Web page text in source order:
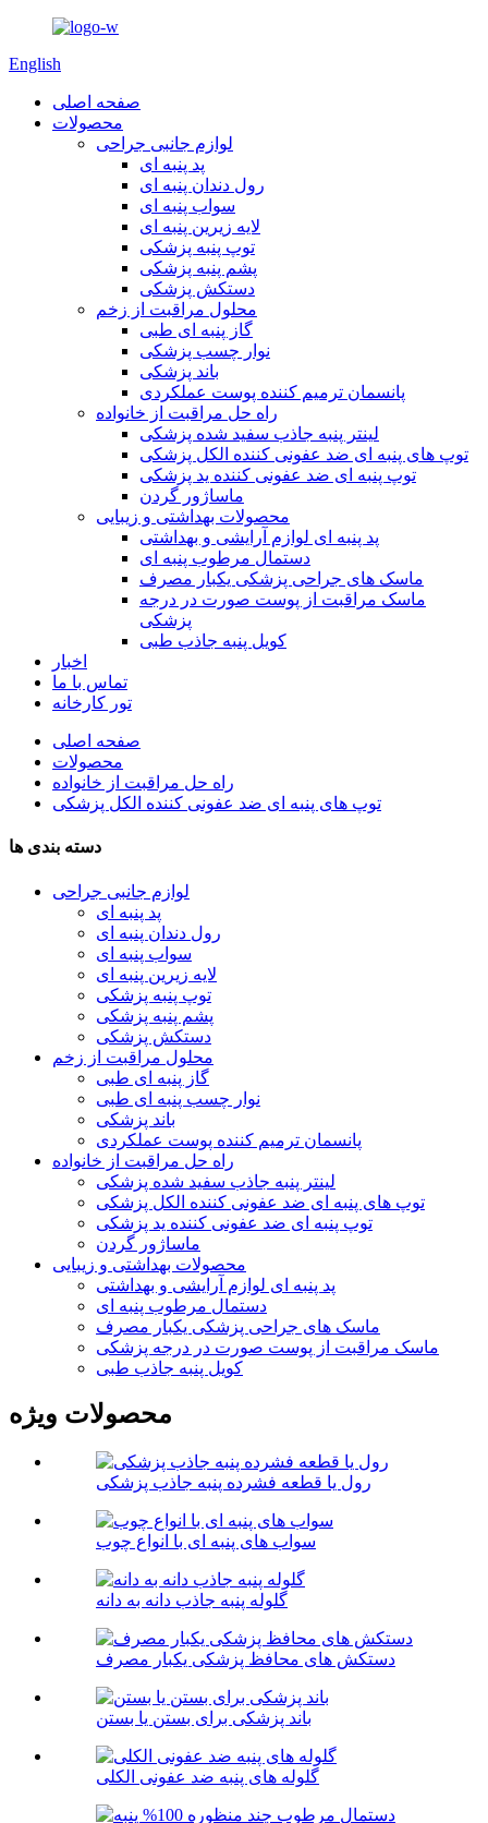
English
صفحه اصلی
محصولات
لوازم جانبی جراحی
پد پنبه ای
رول دندان پنبه ای
سواب پنبه ای
لایه زیرین پنبه ای
توپ پنبه پزشکی
پشم پنبه پزشکی
دستکش پزشکی
محلول مراقبت از زخم
گاز پنبه ای طبی
نوار چسب پزشکی
باند پزشکی
پانسمان ترمیم کننده پوست عملکردی
راه حل مراقبت از خانواده
لینتر پنبه جاذب سفید شده پزشکی
توپ های پنبه ای ضد عفونی کننده الکل پزشکی
توپ پنبه ای ضد عفونی کننده ید پزشکی
ماساژور گردن
محصولات بهداشتی و زیبایی
پد پنبه ای لوازم آرایشی و بهداشتی
دستمال مرطوب پنبه ای
ماسک های جراحی پزشکی یکبار مصرف
ماسک مراقبت از پوست صورت در درجه
پزشکی
کویل پنبه جاذب طبی
اخبار
تماس با ما
تور کارخانه
صفحه اصلی
محصولات
راه حل مراقبت از خانواده
توپ های پنبه ای ضد عفونی کننده الکل پزشکی
دسته بندی ها
لوازم جانبی جراحی
پد پنبه ای
رول دندان پنبه ای
سواب پنبه ای
لایه زیرین پنبه ای
توپ پنبه پزشکی
پشم پنبه پزشکی
دستکش پزشکی
محلول مراقبت از زخم
گاز پنبه ای طبی
نوار چسب پنبه ای طبی
باند پزشکی
پانسمان ترمیم کننده پوست عملکردی
راه حل مراقبت از خانواده
لینتر پنبه جاذب سفید شده پزشکی
توپ های پنبه ای ضد عفونی کننده الکل پزشکی
توپ پنبه ای ضد عفونی کننده ید پزشکی
ماساژور گردن
محصولات بهداشتی و زیبایی
پد پنبه ای لوازم آرایشی و بهداشتی
دستمال مرطوب پنبه ای
ماسک های جراحی پزشکی یکبار مصرف
ماسک مراقبت از پوست صورت در درجه پزشکی
کویل پنبه جاذب طبی
محصولات ویژه
رول یا قطعه فشرده پنبه جاذب پزشکی
سواب های پنبه ای با انواع چوب
گلوله پنبه جاذب دانه به دانه
دستکش های محافظ پزشکی یکبار مصرف
باند پزشکی برای بستن یا بستن
گلوله های پنبه ضد عفونی الکلی